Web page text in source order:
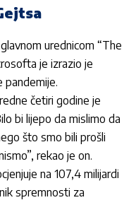
urednicom “The
je izrazio je
pandemije.
četiri godine je
bi lijepo da mislimo da
što smo bili prošli
rekao je on.
na 107,4 milijardi
spremnosti za